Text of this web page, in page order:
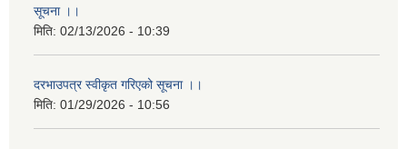
सूचना ।।
मिति: 02/13/2026 - 10:39
दरभाउपत्र स्वीकृत गरिएको सूचना ।।
मिति: 01/29/2026 - 10:56